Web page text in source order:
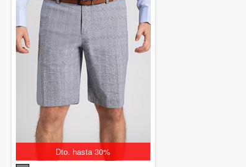
Dto. hasta 30%